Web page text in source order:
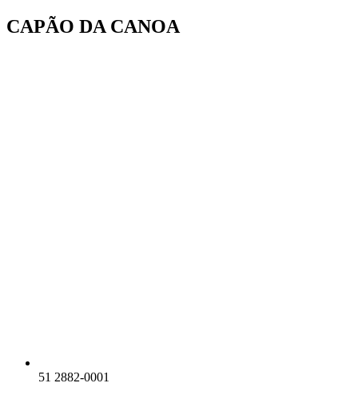
Ir
para
CAPÃO DA CANOA
51 2882-0001